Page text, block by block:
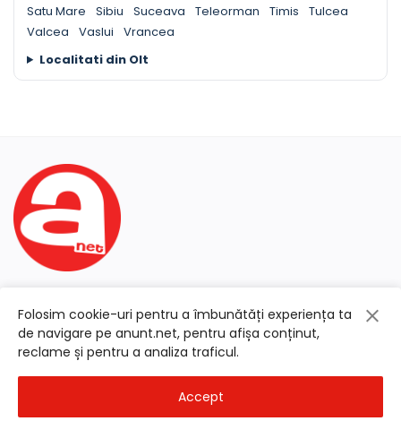
Satu Mare
Sibiu Suceava Teleorman Timis
Tulcea
Valcea
Vaslui
Vrancea
Localitati din Olt
Linkuri rapide
Acasă
Folosim cookie-uri pentru a îmbunătăți experiența ta
de navigare pe anunt.net, pentru afișa conținut,
reclame și pentru a analiza traficul.
Accept